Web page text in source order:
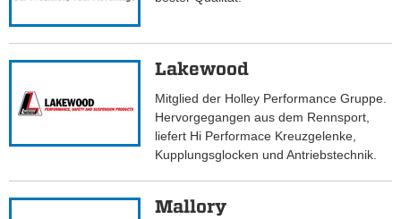
Lakewood
Mitglied der Holley Performance Gruppe.
Hervorgegangen aus dem Rennsport,
liefert Hi Performace Kreuzgelenke,
Kupplungsglocken und Antriebstechnik.
Mallory